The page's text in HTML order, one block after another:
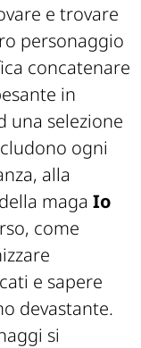
e trovare
personaggio
concatenare
in
una selezione
ogni
alla
maga Io
come
e sapere
devastante.
si